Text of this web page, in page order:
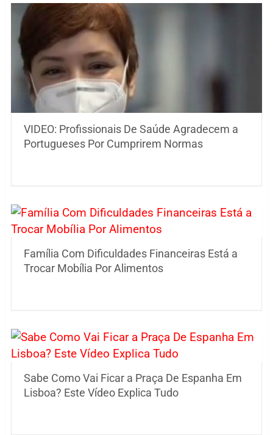
VIDEO: Profissionais De Saúde Agradecem a
Portugueses Por Cumprirem Normas
Família Com Dificuldades Financeiras Está a
Trocar Mobília Por Alimentos
Sabe Como Vai Ficar a Praça De Espanha Em
Lisboa? Este Vídeo Explica Tudo